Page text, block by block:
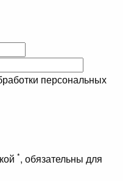
персональных
*, обязательны для